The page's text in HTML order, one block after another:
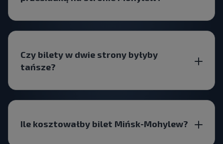
Czy bilety w dwie strony byłyby
tańsze?
Ile kosztowałby bilet Mińsk-Mohylew?